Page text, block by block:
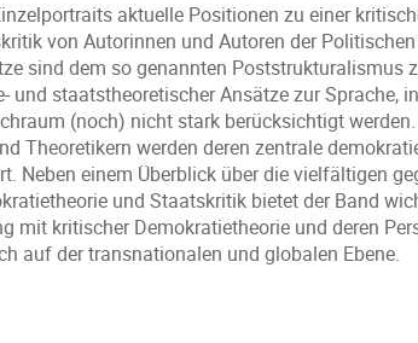
aktuelle Positionen zu einer
von Autorinnen und Autoren der
sind dem so genannten Poststrukturalismus
und staatstheoretischer Ansätze zur Sprache,
(noch) nicht stark berücksichtigt
Theoretikern werden deren zentrale
Neben einem Überblick über die vielfältigen
und Staatskritik bietet der Band
mit kritischer Demokratietheorie und deren
auf der transnationalen und globalen Ebene.